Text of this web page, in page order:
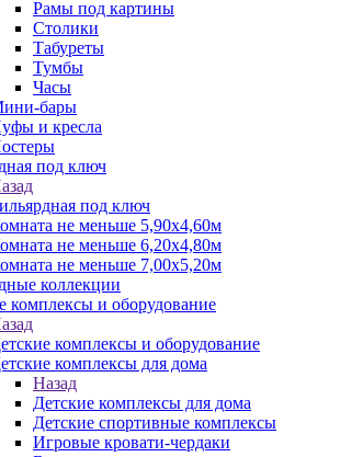
Рамы под картины
Столики
Табуреты
Тумбы
Часы
бары
и кресла
под ключ
под ключ
не меньше 5,90х4,60м
не меньше 6,20х4,80м
не меньше 7,00х5,20м
коллекции
комплексы и оборудование
комплексы и оборудование
комплексы для дома
Назад
Детские комплексы для дома
Детские спортивные комплексы
Игровые кровати-чердаки